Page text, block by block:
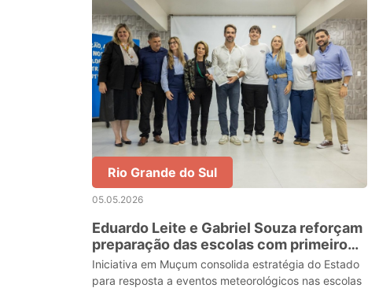
Rio Grande do Sul
05.05.2026
Eduardo Leite e Gabriel Souza reforçam
preparação das escolas com primeiro
plano climático da Rede Estadual
gaúcha
Iniciativa em Muçum consolida estratégia do Estado
para resposta a eventos meteorológicos nas escolas